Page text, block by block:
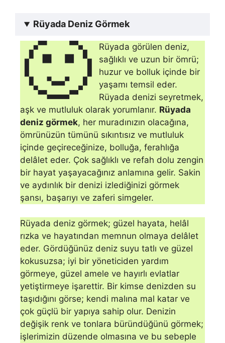
Rüyada Deniz Görmek
🙂
Rüyada görülen deniz,
sağlıklı ve uzun bir ömrü;
huzur ve bolluk içinde bir
yaşamı temsil eder.
Rüyada denizi seyretmek,
aşk ve mutluluk olarak yorumlanır. Rüyada
deniz görmek, her muradınızın olacağı­na,
ömrünüzün tümünü sıkıntısız ve mutluluk
içinde geçireceği­nize, bolluğa, ferahlığa
delâlet eder. Çok sağlıklı ve refah dolu zengin
bir hayat yaşayacağınız anla­mına gelir. Sakin
ve aydınlık bir denizi izlediğinizi görmek
şansı, başarıyı ve zaferi simgeler.
Rüyada deniz görmek; güzel hayata, helâl
rızka ve hayatından memnun olmaya delâlet
eder. Gördüğünüz deniz suyu tatlı ve güzel
kokusuzsa; iyi bir yöne­ticiden yardım
görmeye, güzel amele ve hayırlı evlatlar
yetiştirmeye işarettir. Bir kimse denizden su
taşıdığını görse; kendi malına mal katar ve
çok güçlü bir yapıya sahip olur. Denizin
değişik renk ve tonlara büründüğünü görmek;
işlerimizin düzen­de olmasına ve bu sebeple